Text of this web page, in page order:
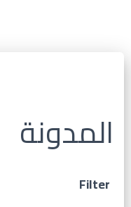
المدونة
Filter